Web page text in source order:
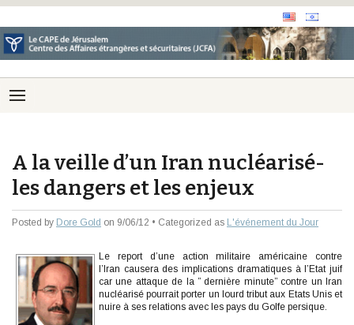
A la veille d’un Iran nucléarisé-
les dangers et les enjeux
Posted by Dore Gold on 9/06/12 • Categorized as L'événement du Jour
Le report d’une action militaire américaine contre
l’Iran causera des implications dramatiques à l’Etat juif
car une attaque de la ” dernière minute” contre un Iran
nucléarisé pourrait porter un lourd tribut aux Etats Unis et
nuire à ses relations avec les pays du Golfe persique.